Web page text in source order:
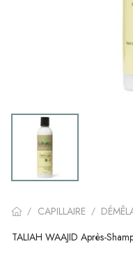
/ CAPILLAIRE /